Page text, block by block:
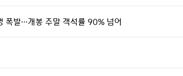
폭발…개봉 주말 객석률 90% 넘어